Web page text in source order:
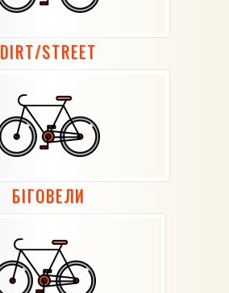
DIRT/STREET
БІГОВЕЛИ